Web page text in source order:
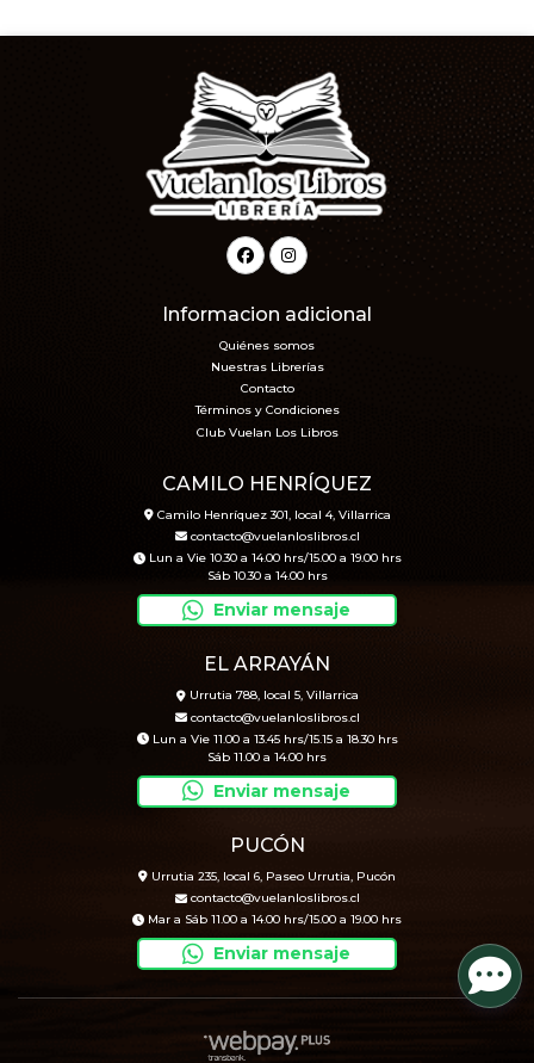
Informacion adicional
Quiénes somos
Nuestras Librerías
Contacto
Términos y Condiciones
Club Vuelan Los Libros
CAMILO HENRÍQUEZ
Camilo Henríquez 301, local 4, Villarrica
contacto@vuelanloslibros.cl
Lun a Vie 10.30 a 14.00 hrs/15.00 a 19.00 hrs
Sáb 10.30 a 14.00 hrs
Enviar mensaje
EL ARRAYÁN
Urrutia 788, local 5, Villarrica
contacto@vuelanloslibros.cl
Lun a Vie 11.00 a 13.45 hrs/15.15 a 18.30 hrs
Sáb 11.00 a 14.00 hrs
Enviar mensaje
PUCÓN
Urrutia 235, local 6, Paseo Urrutia, Pucón
contacto@vuelanloslibros.cl
Mar a Sáb 11.00 a 14.00 hrs/15.00 a 19.00 hrs
Enviar mensaje